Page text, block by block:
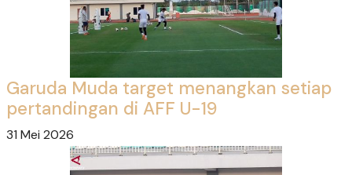
Garuda Muda target menangkan setiap
pertandingan di AFF U-19
31 Mei 2026